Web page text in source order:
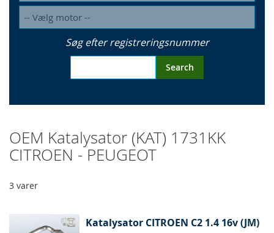
Søg efter registreringsnummer
Search
OEM Katalysator (KAT) 1731KK
CITROEN - PEUGEOT
3 varer
Katalysator CITROEN C2 1.4 16v (JM)